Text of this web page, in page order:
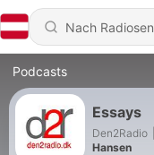
Podcasts
Essays
Den2Radio
Hansen